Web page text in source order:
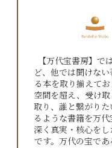
【万代宝書房】で
ど、他では聞けな
る本を取り揃えて
空間を超え、受け
取り、誰と繋がり
るような書籍を万
深く真実・核心を
です。万代の宝で